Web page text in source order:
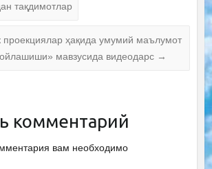
тақдимотлар
проекциялар ҳақида умумий маълумот
мавзусида видеодарс →
комментарий
вам необходимо